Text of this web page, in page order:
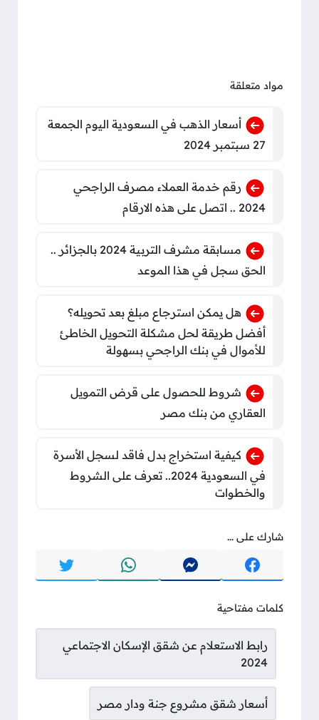
مواد متعلقة
أسعار الذهب في السعودية اليوم الجمعة
27 سبتمبر 2024
رقم خدمة العملاء مصرف الراجحي
2024 .. اتصل على هذه الارقام
مسابقة مشرف التربية 2024 بالجزائر ..
الحق سجل في هذا الموعد
هل يمكن استرجاع مبلغ بعد تحويله؟
أفضل طريقة لحل مشكلة التحويل الخاطئ
للأموال في بنك الراجحي بسهولة
شروط للحصول على قرض التمويل
العقاري من بنك مصر
كيفية استخراج بدل فاقد لسجل الأسرة
في السعودية 2024.. تعرف على الشروط
والخطوات
شارك على ...
كلمات مفتاحية
رابط الاستعلام عن شقق الإسكان الاجتماعي
2024
أسعار شقق مشروع جنة ودار مصر